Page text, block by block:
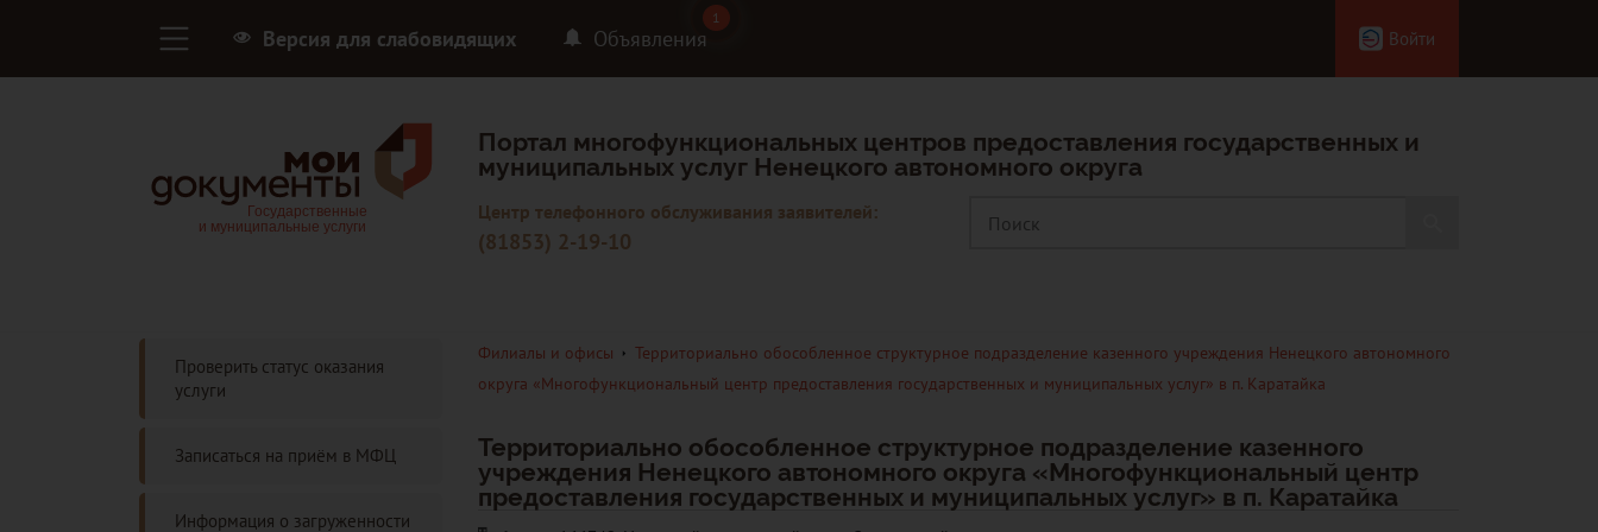
Версия для слабовидящих Объявления
1
1
Войти
Портал многофункциональных центров предоставления государственных и
муниципальных услуг Ненецкого автономного округа
Центр телефонного обслуживания заявителей:
(81853) 2-19-10
Проверить статус оказания
услуги
Записаться на приём в МФЦ
Информация о загруженности
Филиалы и офисы
Территориально обособленное структурное подразделение казенного учреждения Ненецкого автономного
округа «Многофункциональный центр предоставления государственных и муниципальных услуг» в п. Каратайка
Территориально обособленное структурное подразделение казенного
учреждения Ненецкого автономного округа «Многофункциональный центр
предоставления государственных и муниципальных услуг» в п. Каратайка